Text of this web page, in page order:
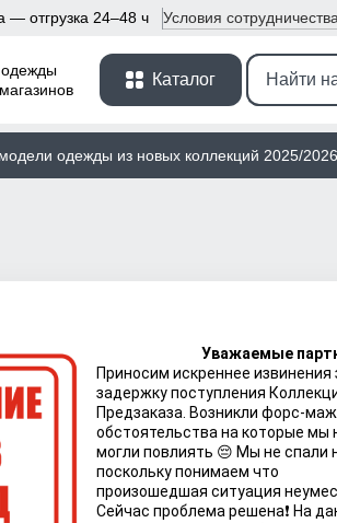
— отгрузка 24–48 ч Условия сотрудничества
Каталог
одежды из новых коллекций 2025/2026
Уважаемые
Приносим искреннее извинения
задержку поступления
Предзаказа. Возникли форс-
обстоятельства на которые мы
могли повлиять 😔 Мы не спали
поскольку понимаем что
произошедшая ситуация
Сейчас проблема решена❗ На